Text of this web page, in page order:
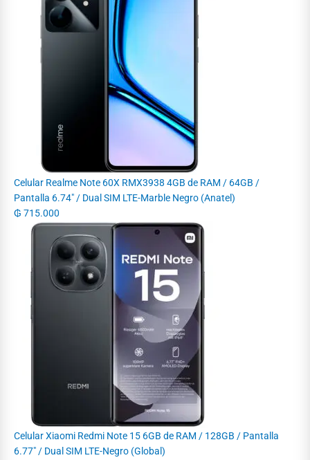
Celular Realme Note 60X RMX3938 4GB de RAM / 64GB /
Pantalla 6.74" / Dual SIM LTE-Marble Negro (Anatel)
₲ 715.000
Celular Xiaomi Redmi Note 15 6GB de RAM / 128GB / Pantalla
6.77" / Dual SIM LTE-Negro (Global)